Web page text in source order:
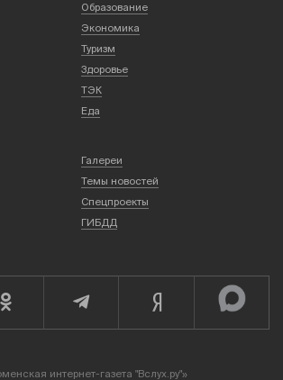
Образование
Экономика
Туризм
Здоровье
ТЭК
Еда
Галереи
Темы новостей
Спецпроекты
ГИБДД
интернет-газета "Вслух.ру"»